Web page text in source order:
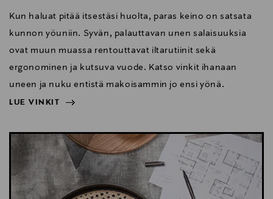
Kun haluat pitää itsestäsi huolta, paras keino on satsata
kunnon yöuniin. Syvän, palauttavan unen salaisuuksia
ovat muun muassa rentouttavat iltarutiinit sekä
ergonominen ja kutsuva vuode. Katso vinkit ihanaan
uneen ja nuku entistä makoisammin jo ensi yönä.
LUE VINKIT
LUE VINKIT